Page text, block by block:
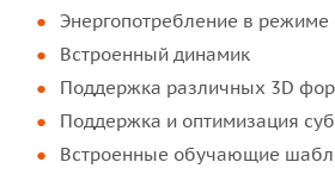
Энергопотребление в режиме
Встроенный динамик
Поддержка различных 3D
Поддержка и оптимизация
Встроенные обучающие